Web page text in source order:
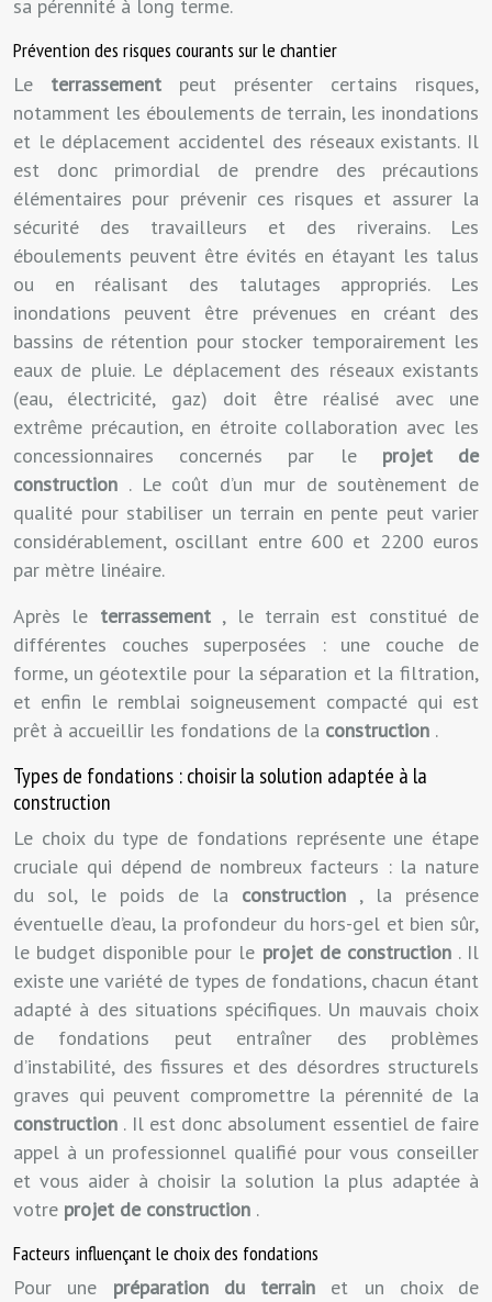
sa pérennité à long terme.
Prévention des risques courants sur le chantier
Le terrassement peut présenter certains risques,
notamment les éboulements de terrain, les inondations
et le déplacement accidentel des réseaux existants. Il
est donc primordial de prendre des précautions
élémentaires pour prévenir ces risques et assurer la
sécurité des travailleurs et des riverains. Les
éboulements peuvent être évités en étayant les talus
ou en réalisant des talutages appropriés. Les
inondations peuvent être prévenues en créant des
bassins de rétention pour stocker temporairement les
eaux de pluie. Le déplacement des réseaux existants
(eau, électricité, gaz) doit être réalisé avec une
extrême précaution, en étroite collaboration avec les
concessionnaires concernés par le projet de
construction . Le coût d’un mur de soutènement de
qualité pour stabiliser un terrain en pente peut varier
considérablement, oscillant entre 600 et 2200 euros
par mètre linéaire.
Après le terrassement , le terrain est constitué de
différentes couches superposées : une couche de
forme, un géotextile pour la séparation et la filtration,
et enfin le remblai soigneusement compacté qui est
prêt à accueillir les fondations de la construction .
Types de fondations : choisir la solution adaptée à la
construction
Le choix du type de fondations représente une étape
cruciale qui dépend de nombreux facteurs : la nature
du sol, le poids de la construction , la présence
éventuelle d’eau, la profondeur du hors-gel et bien sûr,
le budget disponible pour le projet de construction . Il
existe une variété de types de fondations, chacun étant
adapté à des situations spécifiques. Un mauvais choix
de fondations peut entraîner des problèmes
d’instabilité, des fissures et des désordres structurels
graves qui peuvent compromettre la pérennité de la
construction . Il est donc absolument essentiel de faire
appel à un professionnel qualifié pour vous conseiller
et vous aider à choisir la solution la plus adaptée à
votre projet de construction .
Facteurs influençant le choix des fondations
Pour une préparation du terrain et un choix de